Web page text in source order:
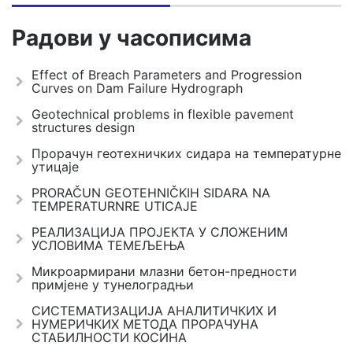
Радови у часописима
Effect of Breach Parameters and Progression
Curves on Dam Failure Hydrograph
Geotechnical problems in flexible pavement
structures design
Прорачун геотехничких сидара на температурне
утицаје
PRORAČUN GEOTEHNIČKIH SIDARA NA
TEMPERATURNRE UTICAJE
РЕАЛИЗАЦИЈА ПРОЈЕКТА У СЛОЖЕНИМ
УСЛОВИМА ТЕМЕЉЕЊА
Микроармирани млазни бетон-предности
примјене у тунелоградњи
СИСТЕМАТИЗАЦИЈА АНАЛИТИЧКИХ И
НУМЕРИЧКИХ МЕТОДА ПРОРАЧУНА
СТАБИЛНОСТИ КОСИНА